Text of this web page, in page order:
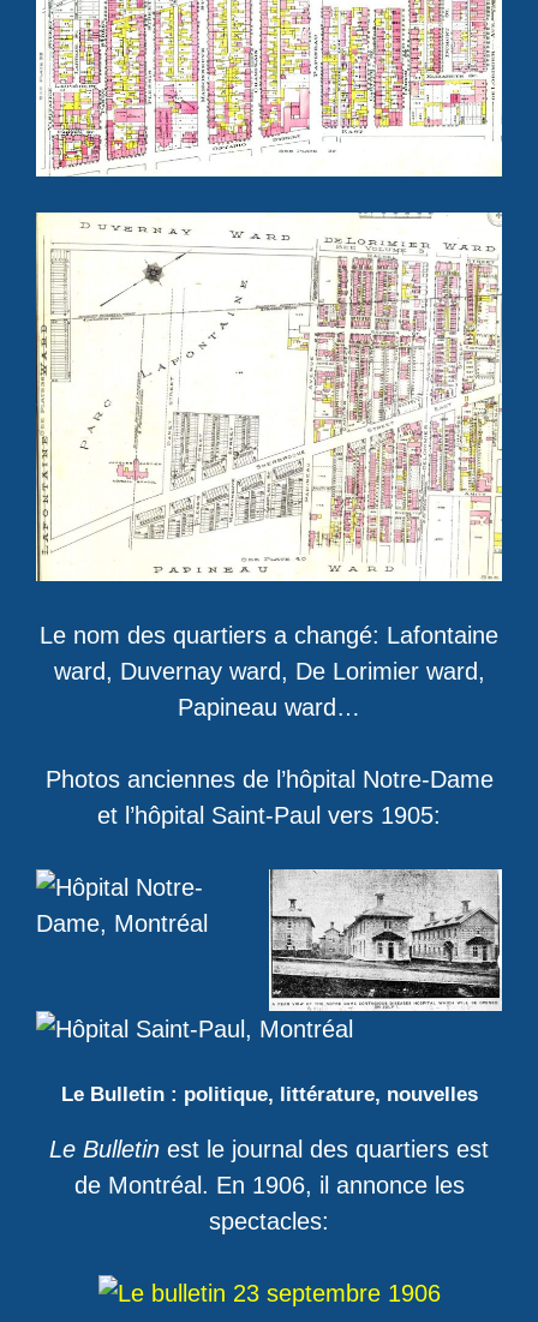
Le nom des quartiers a changé: Lafontaine
ward, Duvernay ward, De Lorimier ward,
Papineau ward…
Photos anciennes de l’hôpital Notre-Dame
et l’hôpital Saint-Paul vers 1905:
Le Bulletin : politique, littérature, nouvelles
Le Bulletin est le journal des quartiers est
de Montréal. En 1906, il annonce les
spectacles: